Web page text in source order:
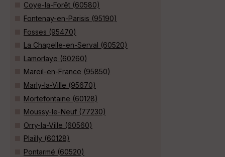
Coye-la-Forêt (60580)
Fontenay-en-Parisis (95190)
Fosses (95470)
La Chapelle-en-Serval (60520)
Lamorlaye (60260)
Mareil-en-France (95850)
Marly-la-Ville (95670)
Mortefontaine (60128)
Moussy-le-Neuf (77230)
Orry-la-Ville (60560)
Plailly (60128)
Pontarmé (60520)